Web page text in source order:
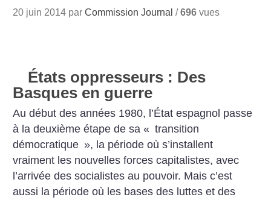
20 juin 2014 parCommission Journal /696 vues
États oppresseurs : Des
Basques en guerre
Au début des années 1980, l’État espagnol passe
à la deuxième étape de sa « transition
démocratique », la période où s’installent
vraiment les nouvelles forces capitalistes, avec
l’arrivée des socialistes au pouvoir. Mais c’est
aussi la période où les bases des luttes et des